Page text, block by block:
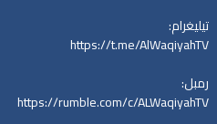
تيليغرام:
https://t.me/AlWaqiyahTV
رمبل:
https://rumble.com/c/ALWaqiyahTV